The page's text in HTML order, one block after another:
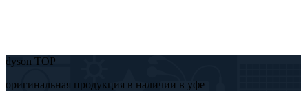
dyson TOP
оригинальная продукция в наличии в уфе